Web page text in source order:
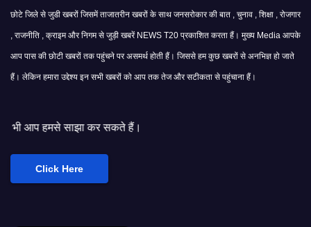
छोटे जिले से जुडी खबरों जिसमें ताजातरीन खबरों के साथ जनसरोकार की बात , चुनाव , शिक्षा , रोजगार
, राजनीति , क्राइम और निगम से जुड़ी खबरें NEWS T20 प्रकाशित करता हैं। मुख्य Media आपके
आप पास की छोटी खबरों तक पहुंचने पर असमर्थ होती हैं। जिससे हम कुछ खबरों से अनभिज्ञ हो जाते
हैं। लेकिन हमारा उद्देश्य इन सभी खबरों को आप तक तेज और सटीकता से पहुंचाना हैं।
कर सकते हैं।
Click Here